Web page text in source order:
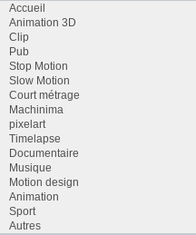
Accueil
Animation 3D
Clip
Pub
Stop Motion
Slow Motion
Court métrage
Machinima
pixelart
Timelapse
Documentaire
Musique
Motion design
Animation
Sport
Autres